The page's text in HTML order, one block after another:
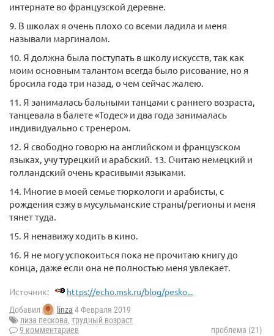
интернате во французской деревне.
9. В школах я очень плохо со всеми ладила и меня
называли маргиналом.
10. Я должна была поступать в школу искусств, так как
моим основным талантом всегда было рисование, но я
бросила года три назад, о чем сейчас жалею.
11. Я занималась бальными танцами с раннего возраста,
танцевала в балете «Тодес» и два года занималась
индивидуально с тренером.
12. Я свободно говорю на английском и французском
языках, учу турецкий и арабский. 13. Считаю немецкий и
голландский очень красивыми языками.
14. Многие в моей семье тюркологи и арабисты, с
рождения езжу в мусульманские страны/регионы и меня
тянет туда.
15. Я ненавижу ходить в кино.
16. Я не могу успокоиться пока не прочитаю книгу до
конца, даже если она не полностью меня увлекает.
Источник: https://echo.msk.ru/blog/pesko...
Добавил linza 4 Февраля 2019
лиза пескова, трудный возраст
9 комментариев
проблема (21)